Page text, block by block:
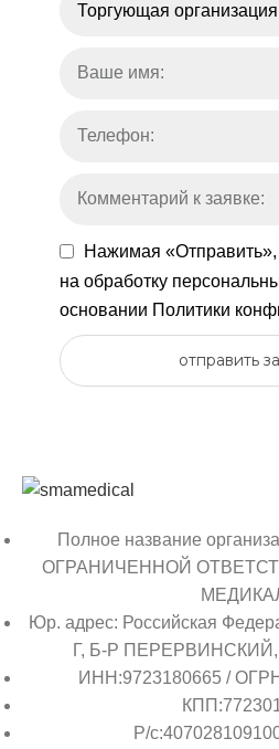
Нажимая
на обработку
основании Политики
отправить
Полное название
ОГРАНИЧЕННОЙ
Юр. адрес: Российская
Г, Б-Р ПЕРЕРВИНСКИЙ,
ИНН:9723180665 /
Р/